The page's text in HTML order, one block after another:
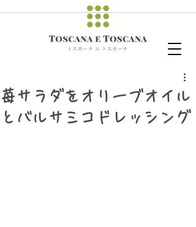
苺サラダをオリーブオイル
とバルサミコドレッシング